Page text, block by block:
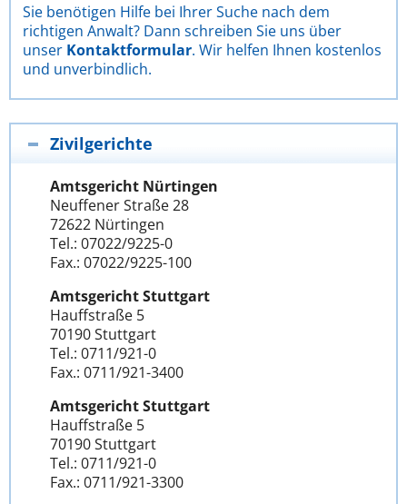
Sie benötigen Hilfe bei Ihrer Suche nach dem
richtigen Anwalt? Dann schreiben Sie uns über
unser Kontaktformular. Wir helfen Ihnen kostenlos
und unverbindlich.
Zivilgerichte
Amtsgericht Nürtingen
Neuffener Straße 28
72622 Nürtingen
Tel.: 07022/9225-0
Fax.: 07022/9225-100
Amtsgericht Stuttgart
Hauffstraße 5
70190 Stuttgart
Tel.: 0711/921-0
Fax.: 0711/921-3400
Amtsgericht Stuttgart
Hauffstraße 5
70190 Stuttgart
Tel.: 0711/921-0
Fax.: 0711/921-3300